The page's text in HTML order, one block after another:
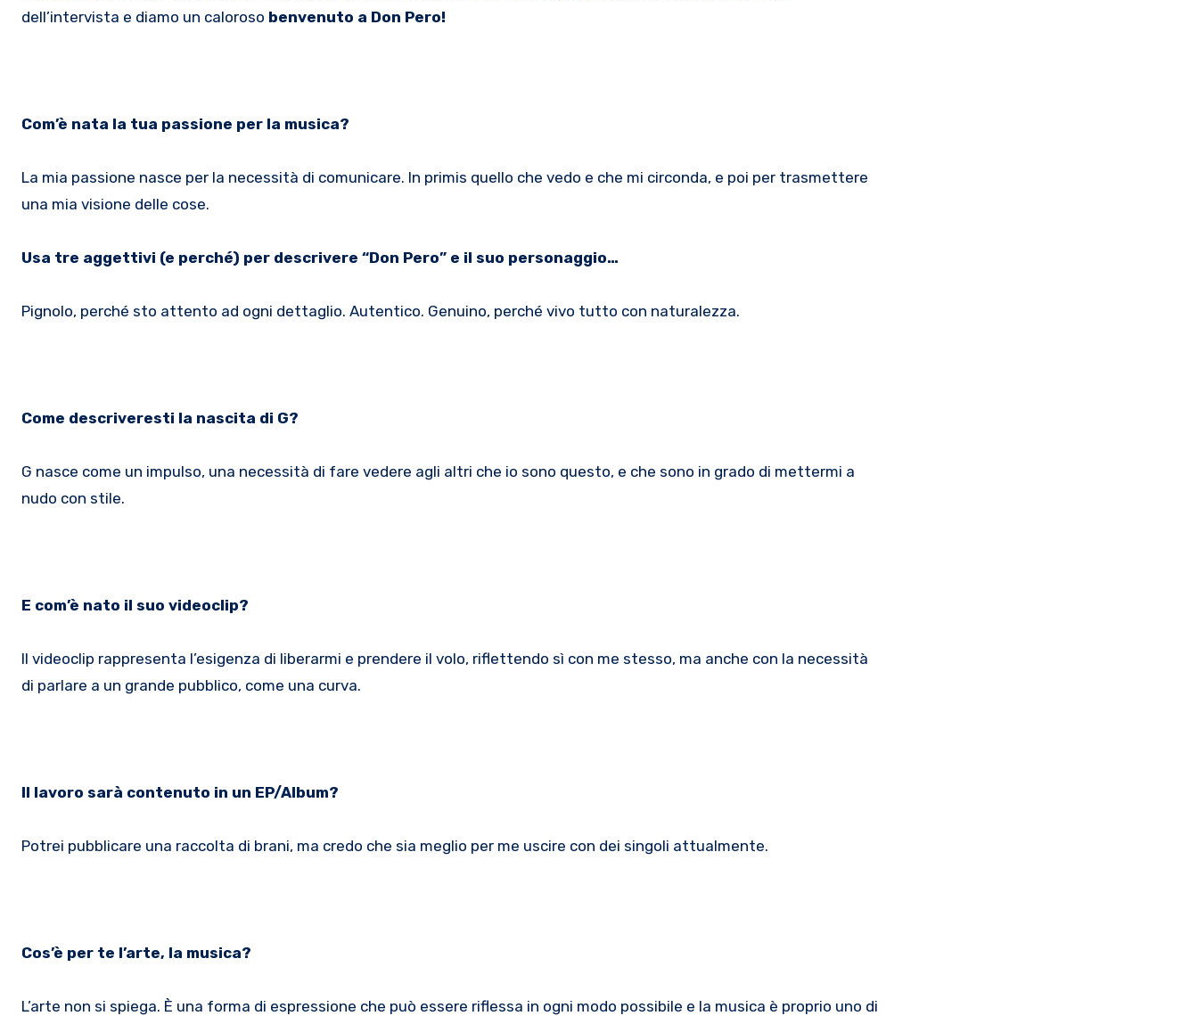
dell’intervista e diamo un caloroso benvenuto a Don Pero!
Com’è nata la tua passione per la musica?
La mia passione nasce per la necessità di comunicare. In primis quello che vedo e che mi circonda, e poi per trasmettere
una mia visione delle cose.
Usa tre aggettivi (e perché) per descrivere “Don Pero” e il suo personaggio…
Pignolo, perché sto attento ad ogni dettaglio. Autentico. Genuino, perché vivo tutto con naturalezza.
Come descriveresti la nascita di G?
G nasce come un impulso, una necessità di fare vedere agli altri che io sono questo, e che sono in grado di mettermi a
nudo con stile.
E com’è nato il suo videoclip?
Il videoclip rappresenta l’esigenza di liberarmi e prendere il volo, riflettendo sì con me stesso, ma anche con la necessità
di parlare a un grande pubblico, come una curva.
Il lavoro sarà contenuto in un EP/Album?
Potrei pubblicare una raccolta di brani, ma credo che sia meglio per me uscire con dei singoli attualmente.
Cos’è per te l’arte, la musica?
L’arte non si spiega. È una forma di espressione che può essere riflessa in ogni modo possibile e la musica è proprio uno di